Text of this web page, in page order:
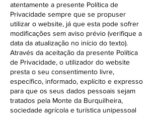
atentamente a presente Política de
Privacidade sempre que se propuser
utilizar o website, já que esta pode sofrer
modificações sem aviso prévio (verifique a
data da atualização no início do texto).
Através da aceitação da presente Política
de Privacidade, o utilizador do website
presta o seu consentimento livre,
específico, informado, explícito e expresso
para que os seus dados pessoais sejam
tratados pela Monte da Burquilheira,
sociedade agrícola e turística unipessoal